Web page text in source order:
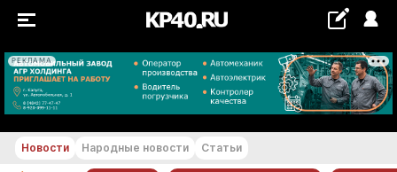
РЕКЛАМА
+29...+30 °С
Новости Народные новости Статьи